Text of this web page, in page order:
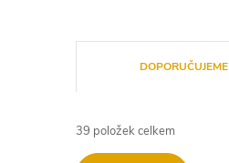
a
DOPORUČUJEME
39 položek celkem